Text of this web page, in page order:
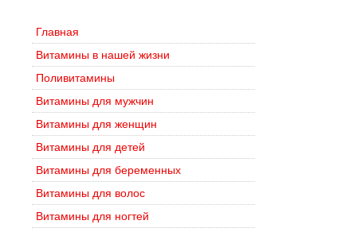
Главная
Витамины в нашей жизни
Поливитамины
Витамины для мужчин
Витамины для женщин
Витамины для детей
Витамины для беременных
Витамины для волос
Витамины для ногтей